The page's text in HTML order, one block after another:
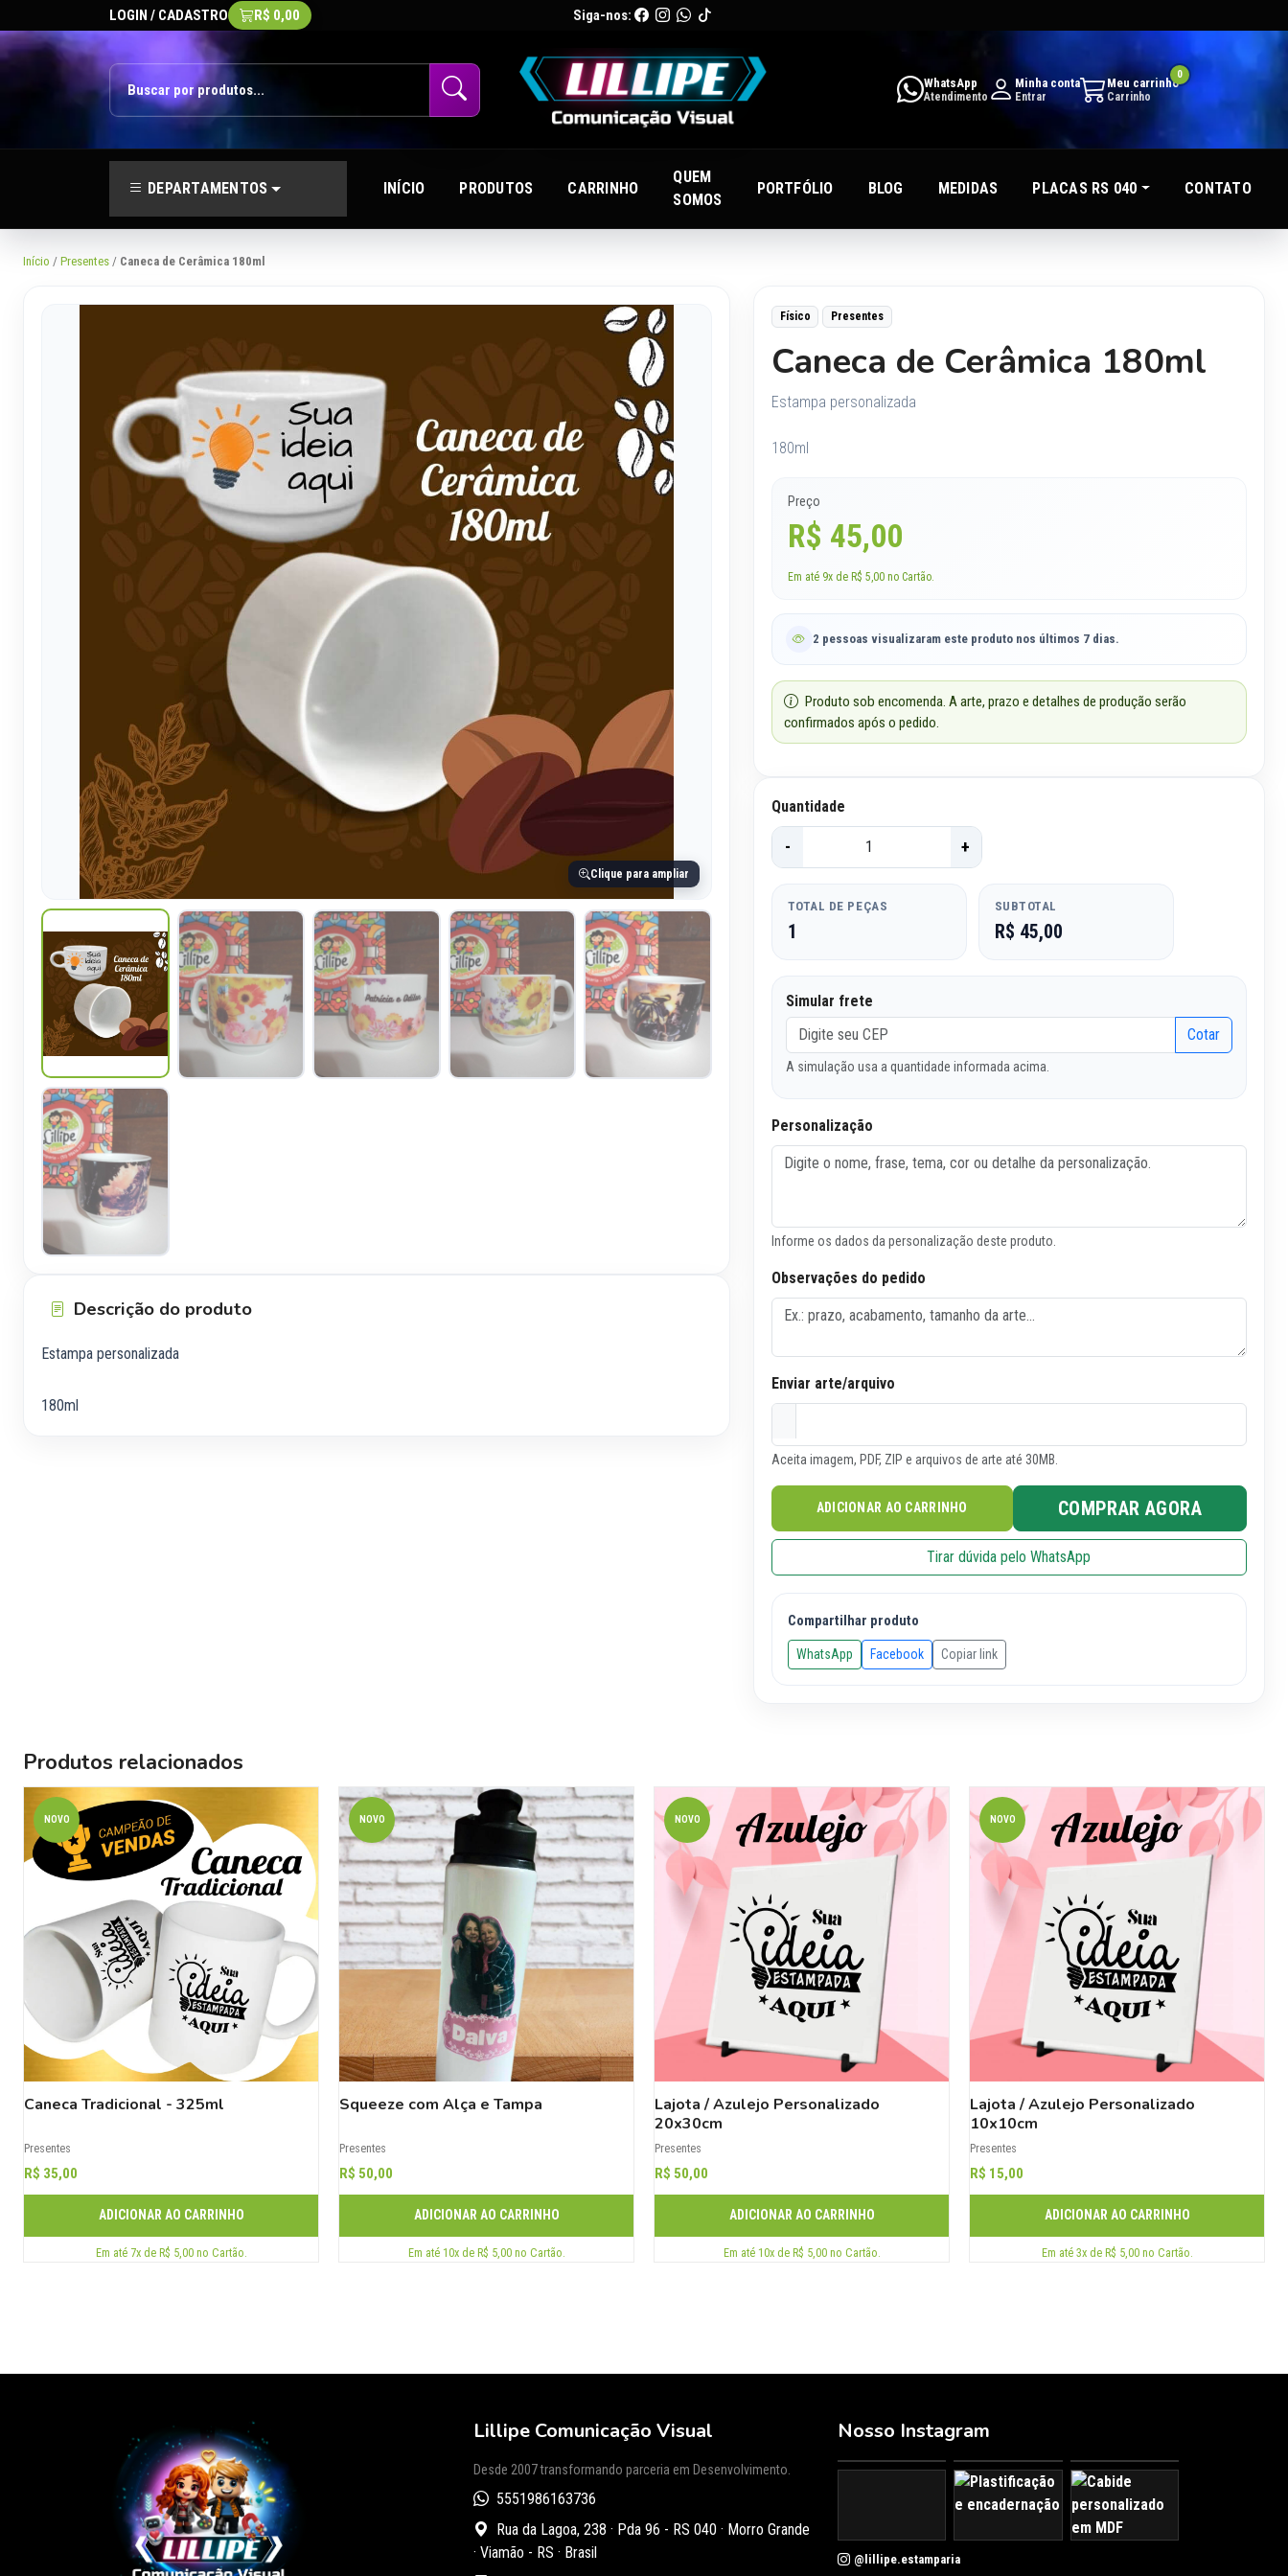
LOGIN / CADASTRO R$ 0,00 Siga-nos:
WhatsApp
Atendimento
Minha conta
Entrar
Meu carrinho
Carrinho
0
DEPARTAMENTOS INÍCIO PRODUTOS CARRINHO
QUEM
SOMOS
PORTFÓLIO BLOG MEDIDAS PLACAS RS 040 CONTATO
Início / Presentes / Caneca de Cerâmica 180ml
Clique para ampliar
Descrição do produto
Estampa personalizada
180ml
Físico Presentes
Caneca de Cerâmica 180ml
Estampa personalizada
180ml
Preço
R$ 45,00
Em até 9x de R$ 5,00 no Cartão.
2 pessoas visualizaram este produto nos últimos 7 dias.
Produto sob encomenda. A arte, prazo e detalhes de produção serão
confirmados após o pedido.
Quantidade
- +
TOTAL DE PEÇAS
1
SUBTOTAL
R$ 45,00
Simular frete
Cotar
A simulação usa a quantidade informada acima.
Personalização
Informe os dados da personalização deste produto.
Observações do pedido
Enviar arte/arquivo
Aceita imagem, PDF, ZIP e arquivos de arte até 30MB.
ADICIONAR AO CARRINHO COMPRAR AGORA
Tirar dúvida pelo WhatsApp
Compartilhar produto
WhatsApp Facebook Copiar link
Produtos relacionados
NOVO
Caneca Tradicional - 325ml
Presentes
R$ 35,00
ADICIONAR AO CARRINHO
Em até 7x de R$ 5,00 no Cartão.
NOVO
Squeeze com Alça e Tampa
Presentes
R$ 50,00
ADICIONAR AO CARRINHO
Em até 10x de R$ 5,00 no Cartão.
NOVO
Lajota / Azulejo Personalizado
20x30cm
Presentes
R$ 50,00
ADICIONAR AO CARRINHO
Em até 10x de R$ 5,00 no Cartão.
NOVO
Lajota / Azulejo Personalizado
10x10cm
Presentes
R$ 15,00
ADICIONAR AO CARRINHO
Em até 3x de R$ 5,00 no Cartão.
Lillipe Comunicação Visual
Desde 2007 transformando parceria em Desenvolvimento.
5551986163736
Rua da Lagoa, 238 · Pda 96 - RS 040 · Morro Grande
· Viamão - RS · Brasil
Nosso Instagram
@lillipe.estamparia